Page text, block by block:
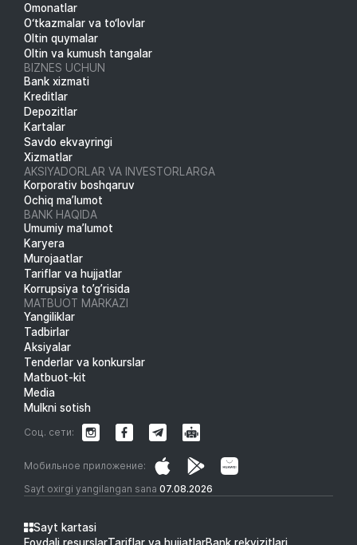
Omonatlar
O‘tkazmalar va to‘lovlar
Oltin quymalar
Oltin va kumush tangalar
BIZNES UCHUN
Bank xizmati
Kreditlar
Depozitlar
Kartalar
Savdo ekvayringi
Xizmatlar
AKSIYADORLAR VA INVESTORLARGA
Korporativ boshqaruv
Ochiq ma’lumot
BANK HAQIDA
Umumiy ma’lumot
Karyera
Murojaatlar
Tariflar va hujjatlar
Korrupsiya to’g’risida
MATBUOT MARKAZI
Yangiliklar
Tadbirlar
Aksiyalar
Tenderlar va konkurslar
Matbuot-kit
Media
Mulkni sotish
Sayt oxirgi yangilangan sana 07.08.2026
Мобильное приложение:
Соц. сети:
Sayt kartasi
Foydali resurslarTariflar va hujjatlarBank rekvizitlari